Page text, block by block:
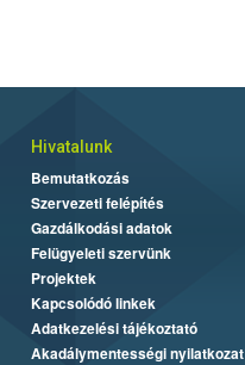
Hivatalunk
Bemutatkozás
Szervezeti felépítés
Gazdálkodási adatok
Felügyeleti szervünk
Projektek
Kapcsolódó linkek
Adatkezelési tájékoztató
Akadálymentességi nyilatkozat